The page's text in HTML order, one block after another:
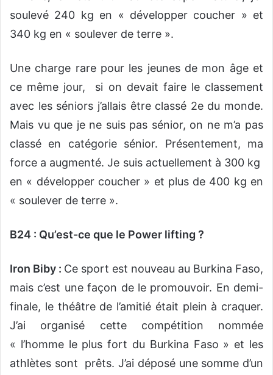
soulevé 240 kg en « développer coucher » et
340 kg en « soulever de terre ».
Une charge rare pour les jeunes de mon âge et
ce même jour, si on devait faire le classement
avec les séniors j’allais être classé 2e du monde.
Mais vu que je ne suis pas sénior, on ne m’a pas
classé en catégorie sénior. Présentement, ma
force a augmenté. Je suis actuellement à 300 kg
en « développer coucher » et plus de 400 kg en
« soulever de terre ».
B24 : Qu’est-ce que le Power lifting ?
Iron Biby : Ce sport est nouveau au Burkina Faso,
mais c’est une façon de le promouvoir. En demi-
finale, le théâtre de l’amitié était plein à craquer.
J’ai organisé cette compétition nommée
« l’homme le plus fort du Burkina Faso » et les
athlètes sont prêts. J’ai déposé une somme d’un